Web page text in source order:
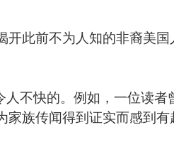
此前不为人知的非裔美国
不快的。例如，一位读者
族传闻得到证实而感到有